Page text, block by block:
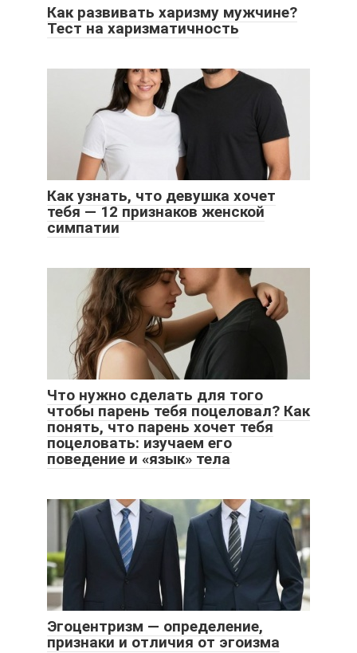
Как развивать харизму мужчине?
Тест на харизматичность
Как узнать, что девушка хочет
тебя — 12 признаков женской
симпатии
Что нужно сделать для того
чтобы парень тебя поцеловал? Как
понять, что парень хочет тебя
поцеловать: изучаем его
поведение и «язык» тела
Эгоцентризм — определение,
признаки и отличия от эгоизма